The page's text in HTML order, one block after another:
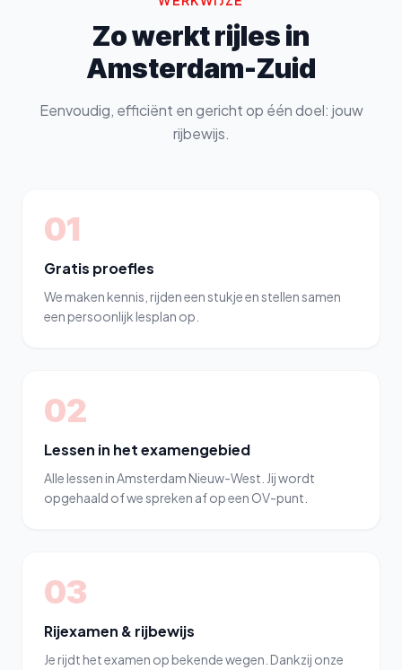
Zo werkt rijles in
Amsterdam-Zuid
Eenvoudig, efficiënt en gericht op één doel: jouw
rijbewijs.
01
Gratis proefles
We maken kennis, rijden een stukje en stellen samen
een persoonlijk lesplan op.
02
Lessen in het examengebied
Alle lessen in Amsterdam Nieuw-West. Jij wordt
opgehaald of we spreken af op een OV-punt.
03
Rijexamen & rijbewijs
Je rijdt het examen op bekende wegen. Dankzij onze